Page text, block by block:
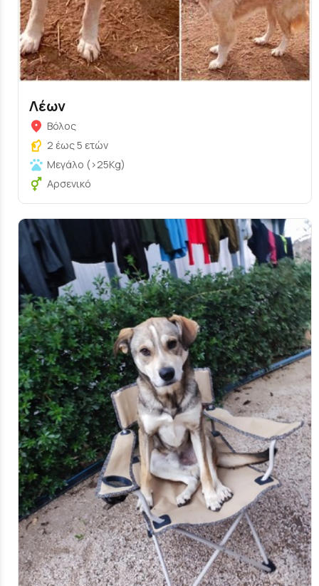
Λέων
Βόλος
2 έως 5 ετών
Μεγάλο (>25Kg)
Αρσενικό